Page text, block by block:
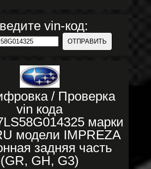
vin-код:
/ Проверка
vin кода
марки
модели IMPREZA
задняя часть
(GR, GH, G3)